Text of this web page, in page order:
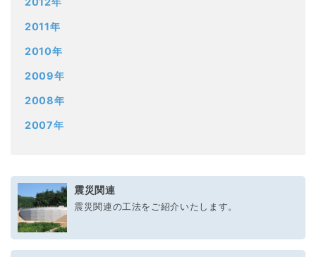
2011年
2010年
2009年
2008年
2007年
震災関連
震災関連の工法をご紹介いたします。